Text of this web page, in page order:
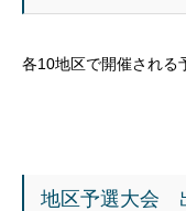
各10地区で開催される
地区予選大会